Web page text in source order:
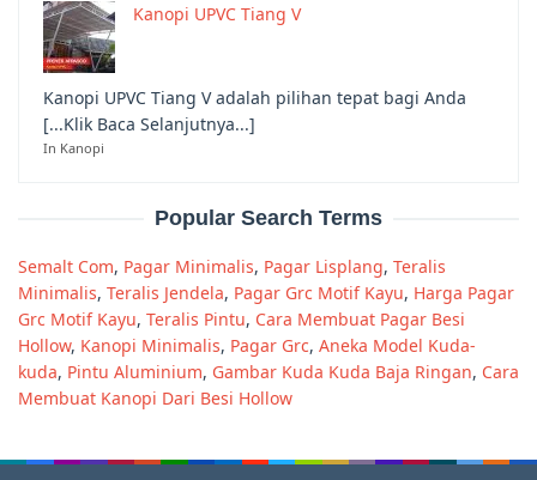
Kanopi UPVC Tiang V
Kanopi UPVC Tiang V adalah pilihan tepat bagi Anda
[...Klik Baca Selanjutnya...]
In Kanopi
Popular Search Terms
Semalt Com, Pagar Minimalis, Pagar Lisplang, Teralis
Minimalis, Teralis Jendela, Pagar Grc Motif Kayu, Harga Pagar
Grc Motif Kayu, Teralis Pintu, Cara Membuat Pagar Besi
Hollow, Kanopi Minimalis, Pagar Grc, Aneka Model Kuda-
kuda, Pintu Aluminium, Gambar Kuda Kuda Baja Ringan, Cara
Membuat Kanopi Dari Besi Hollow